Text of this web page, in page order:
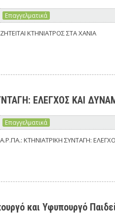
Επαγγελματικά
ΖΗΤΕΙΤΑΙ ΚΤΗΝΙΑΤΡΟΣ ΣΤΑ ΧΑΝΙΑ
ΕΛΕΓΧΟΣ ΚΑΙ
Επαγγελματικά
Α.Ρ.ΠΑ.: ΚΤΗΝΙΑΤΡΙΚΗ ΣΥΝΤΑΓΗ:
και Υφυπουργό